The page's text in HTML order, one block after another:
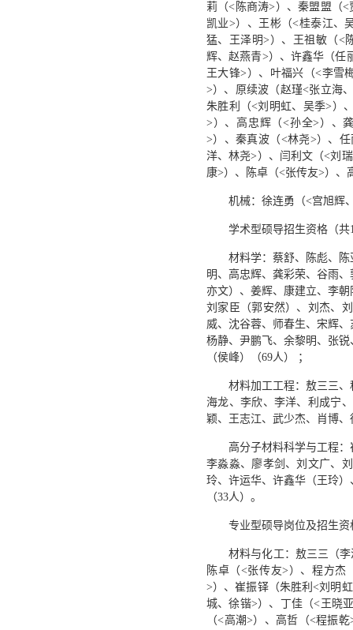
莉（<陈商涛>）、秦盟盟（
凯业>）、王彬（<桂泰江、
猛、王泽明>）、王祖敏（<
辉、赵燕青>）、许鑫华（任
王大锋>）、叶福兴（<李雪
>）、原续波（赵瑾<张立海
朱胜利（<刘明虹、吴季>）
>）、高忠辉（<孙全>）、
>）、秦真波（<林尧>）、
洋、林尧>）、闫利文（<刘
康>）、陈卓（<张传友>）、
机械：徐连勇（<宫旭辉
学术型硕导招生资格（
材料学：蔡舒、陈彪、
明、高忠辉、龚彩荣、谷雨
亦文）、姜辉、康建立、李
刘家臣（郭安然）、刘杰、
威、沈谷蓉、师春生、宋辉
杨静、尹鹏飞、余黎明、张
（侯峰）（69人） ；
材料加工工程：敖三三
海龙、李欣、李洋、利成宁
颖、王志江、武少杰、肖博
高分子材料科学与工程
李淼淼、廖孝剑、刘文广、
玲、许运华、许鑫华（王玲
（33人）。
专业型硕导岗位及招生
材料与化工：敖三三（
陈卓（<张传友>）、程方杰
>）、崔振铎（朱胜利<刘明
城、徐锴>）、丁佳（<王晓
（<高潮>）、高哲（<程振